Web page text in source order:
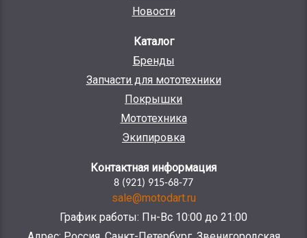
Новости
Каталог
Бренды
Запчасти для мототехники
Покрышки
Мототехника
Экипировка
Контактная информация
8 (921) 915-68-77
sale@motodart.ru
График работы: Пн-Вс 10:00 до 21:00